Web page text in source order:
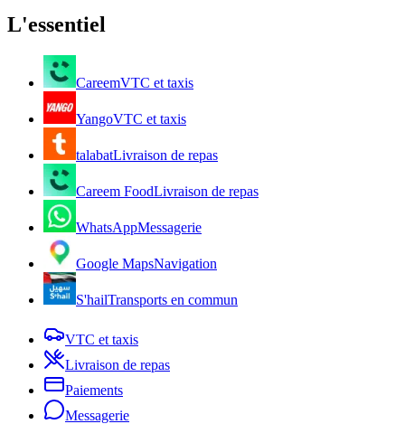
L'essentiel
CareemVTC et taxis
YangoVTC et taxis
talabatLivraison de repas
Careem FoodLivraison de repas
WhatsAppMessagerie
Google MapsNavigation
S'hailTransports en commun
VTC et taxis
Livraison de repas
Paiements
Messagerie